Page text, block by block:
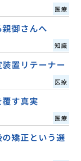
医療
御さんへ
知識
置リテーナー
医療
す真実
医療
矯正という選